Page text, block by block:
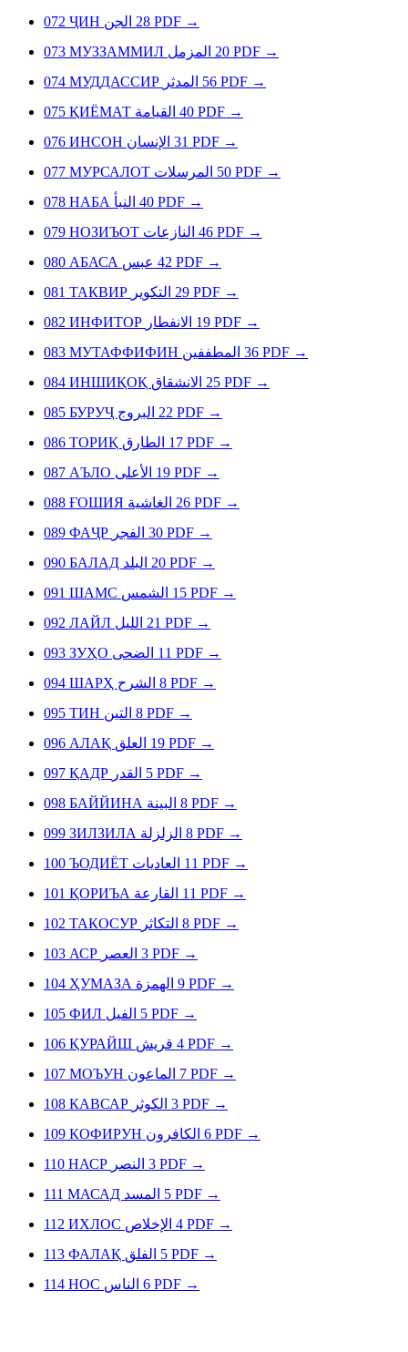
072 ҶИН الجن 28 PDF →
073 МУЗЗАММИЛ المزمل 20 PDF →
074 МУДДАССИР المدثر 56 PDF →
075 ҚИЁМАТ القيامة 40 PDF →
076 ИНСОН الإنسان 31 PDF →
077 МУРСАЛОТ المرسلات 50 PDF →
078 НАБА النبأ 40 PDF →
079 НОЗИЪОТ النازعات 46 PDF →
080 АБАСА عبس 42 PDF →
081 ТАКВИР التكوير 29 PDF →
082 ИНФИТОР الانفطار 19 PDF →
083 МУТАФФИФИН المطففين 36 PDF →
084 ИНШИҚОҚ الانشقاق 25 PDF →
085 БУРУҶ البروج 22 PDF →
086 ТОРИҚ الطارق 17 PDF →
087 АЪЛО الأعلى 19 PDF →
088 ҒОШИЯ الغاشية 26 PDF →
089 ФАҶР الفجر 30 PDF →
090 БАЛАД البلد 20 PDF →
091 ШАМС الشمس 15 PDF →
092 ЛАЙЛ الليل 21 PDF →
093 ЗУҲО الضحى 11 PDF →
094 ШАРҲ الشرح 8 PDF →
095 ТИН التين 8 PDF →
096 АЛАҚ العلق 19 PDF →
097 ҚАДР القدر 5 PDF →
098 БАЙЙИНА البينة 8 PDF →
099 ЗИЛЗИЛА الزلزلة 8 PDF →
100 ЪОДИЁТ العاديات 11 PDF →
101 ҚОРИЪА القارعة 11 PDF →
102 ТАКОСУР التكاثر 8 PDF →
103 АСР العصر 3 PDF →
104 ҲУМАЗА الهمزة 9 PDF →
105 ФИЛ الفيل 5 PDF →
106 ҚУРАЙШ قريش 4 PDF →
107 МОЪУН الماعون 7 PDF →
108 КАВСАР الكوثر 3 PDF →
109 КОФИРУН الكافرون 6 PDF →
110 НАСР النصر 3 PDF →
111 МАСАД المسد 5 PDF →
112 ИХЛОС الإخلاص 4 PDF →
113 ФАЛАҚ الفلق 5 PDF →
114 НОС الناس 6 PDF →